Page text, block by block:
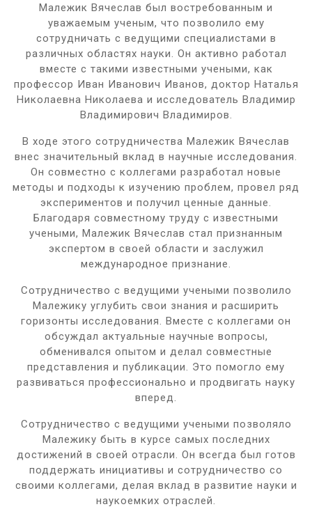
Малежик Вячеслав был востребованным и
уважаемым ученым, что позволило ему
сотрудничать с ведущими специалистами в
различных областях науки. Он активно работал
вместе с такими известными учеными, как
профессор Иван Иванович Иванов, доктор Наталья
Николаевна Николаева и исследователь Владимир
Владимирович Владимиров.
В ходе этого сотрудничества Малежик Вячеслав
внес значительный вклад в научные исследования.
Он совместно с коллегами разработал новые
методы и подходы к изучению проблем, провел ряд
экспериментов и получил ценные данные.
Благодаря совместному труду с известными
учеными, Малежик Вячеслав стал признанным
экспертом в своей области и заслужил
международное признание.
Сотрудничество с ведущими учеными позволило
Малежику углубить свои знания и расширить
горизонты исследования. Вместе с коллегами он
обсуждал актуальные научные вопросы,
обменивался опытом и делал совместные
представления и публикации. Это помогло ему
развиваться профессионально и продвигать науку
вперед.
Сотрудничество с ведущими учеными позволяло
Малежику быть в курсе самых последних
достижений в своей отрасли. Он всегда был готов
поддержать инициативы и сотрудничество со
своими коллегами, делая вклад в развитие науки и
наукоемких отраслей.